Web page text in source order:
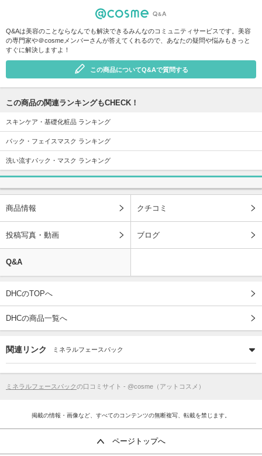
Q&Aは美容のことならなんでも解決できるみんなのコミュニティサービスです。美容
の専門家や＠cosmeメンバーさんが答えてくれるので、あなたの疑問や悩みもきっと
すぐに解決しますよ！
この商品についてQ&Aで質問する
この商品の関連ランキングもCHECK！
スキンケア・基礎化粧品 ランキング
パック・フェイスマスク ランキング
洗い流すパック・マスク ランキング
商品情報 クチコミ
投稿写真・動画 ブログ
Q&A
DHCのTOPへ
DHCの商品一覧へ
関連リンク ミネラルフェースパック
ミネラルフェースパックの口コミサイト - @cosme（アットコスメ）
掲載の情報・画像など、すべてのコンテンツの無断複写、転載を禁じます。
ページトップへ